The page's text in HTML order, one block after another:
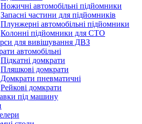
Ножичні автомобільні підйомники
Запасні частини для підйомників
Плунжерні автомобільні підйомники
Колонні підйомники для СТО
для вивішування ДВЗ
автомобільні
Підкатні домкрати
Пляшкові домкрати
Домкрати пневматичні
Рейкові домкрати
під машину